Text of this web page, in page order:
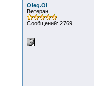
Oleg.Ol
Ветеран
Сообщений: 2769